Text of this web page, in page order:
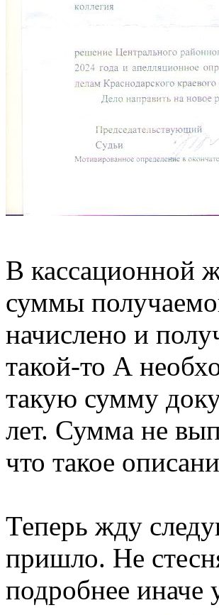
В кассационной
суммы
начислено и
такой-то А
такую сумму
лет. Сумма не
что такое
Теперь жду
пришло. Не
подробнее иначе